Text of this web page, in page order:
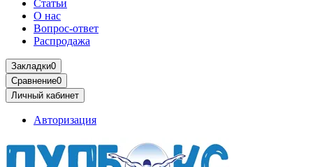
Статьи
О нас
Вопрос-ответ
Распродажа
Закладки0
Сравнение0
Личный кабинет
Авторизация